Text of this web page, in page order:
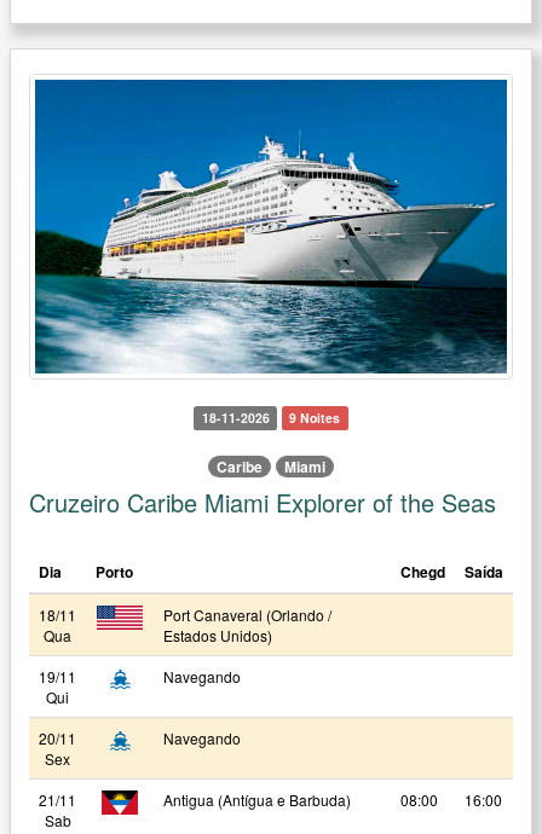
18-11-2026 9 Noites
Caribe Miami
Cruzeiro Caribe Miami Explorer of the Seas
Dia Porto Chegd Saída
18/11
Qua
Port Canaveral (Orlando /
Estados Unidos)
19/11
Qui
Navegando
20/11
Sex
Navegando
21/11
Sab
Antigua (Antígua e Barbuda) 08:00 16:00